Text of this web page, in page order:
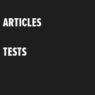
ARTICLES
TESTS